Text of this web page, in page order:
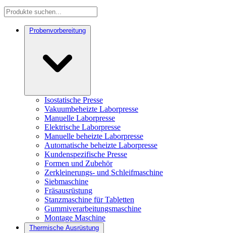
Probenvorbereitung
Isostatische Presse
Vakuumbeheizte Laborpresse
Manuelle Laborpresse
Elektrische Laborpresse
Manuelle beheizte Laborpresse
Automatische beheizte Laborpresse
Kundenspezifische Presse
Formen und Zubehör
Zerkleinerungs- und Schleifmaschine
Siebmaschine
Fräsausrüstung
Stanzmaschine für Tabletten
Gummiverarbeitungsmaschine
Montage Maschine
Thermische Ausrüstung